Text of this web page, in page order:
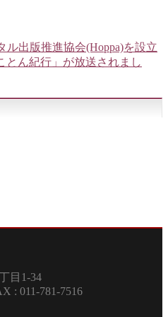
ル出版推進協会(Hoppa)を設立
とん紀行」が放送されまし
3条1丁目1-34
: 011-781-7516